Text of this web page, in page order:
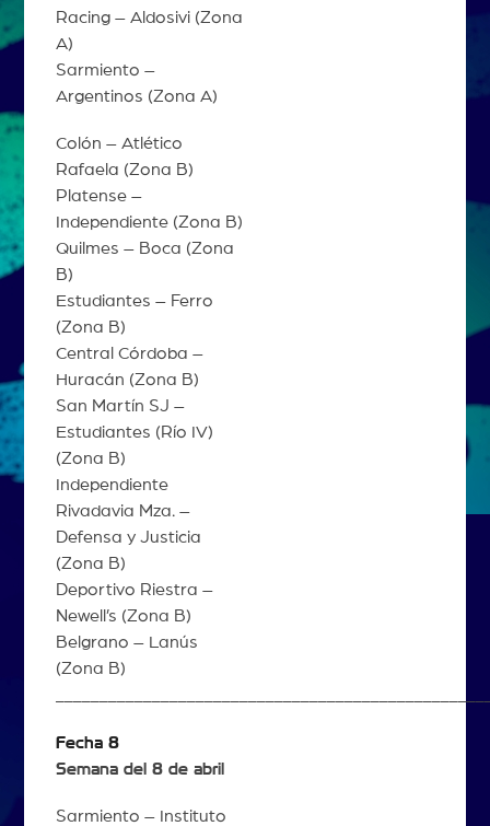
Racing – Aldosivi (Zona
A)
Sarmiento –
Argentinos (Zona A)
Colón – Atlético
Rafaela (Zona B)
Platense –
Independiente (Zona B)
Quilmes – Boca (Zona
B)
Estudiantes – Ferro
(Zona B)
Central Córdoba –
Huracán (Zona B)
San Martín SJ –
Estudiantes (Río IV)
(Zona B)
Independiente
Rivadavia Mza. –
Defensa y Justicia
(Zona B)
Deportivo Riestra –
Newell’s (Zona B)
Belgrano – Lanús
(Zona B)
Fecha 8
Semana del 8 de abril
Sarmiento – Instituto